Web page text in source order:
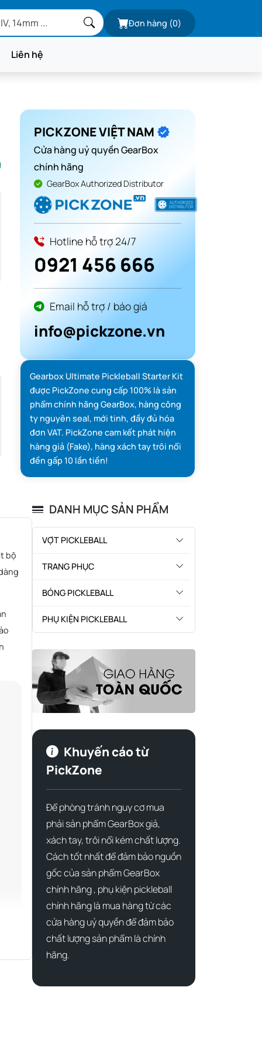
Đơn hàng (0)
Liên hệ
PICKZONE VIỆT NAM
Cửa hàng uỷ quyền GearBox
chính hãng
GearBox Authorized Distributor
Hotline hỗ trợ 24/7
0921 456 666
Email hỗ trợ / báo giá
info@pickzone.vn
Gearbox Ultimate Pickleball Starter Kit
được PickZone cung cấp 100% là sản
phẩm chính hãng GearBox, hàng công
ty nguyên seal, mới tinh, đầy đủ hóa
đơn VAT. PickZone cam kết phát hiện
hàng giả (Fake), hàng xách tay trôi nổi
đền gấp 10 lần tiền!
bộ
DANH MỤC SẢN PHẨM
VỢT PICKLEBALL
TRANG PHỤC
BÓNG PICKLEBALL
PHỤ KIỆN PICKLEBALL
Khuyến cáo từ
PickZone
Để phòng tránh nguy cơ mua
phải sản phẩm GearBox giả,
xách tay, trôi nổi kém chất lượng.
Cách tốt nhất để đảm bảo nguồn
gốc của sản phẩm GearBox
chính hãng , phụ kiện pickleball
chính hãng là mua hàng từ các
cửa hàng uỷ quyền để đảm bảo
chất lượng sản phẩm là chính
hãng.